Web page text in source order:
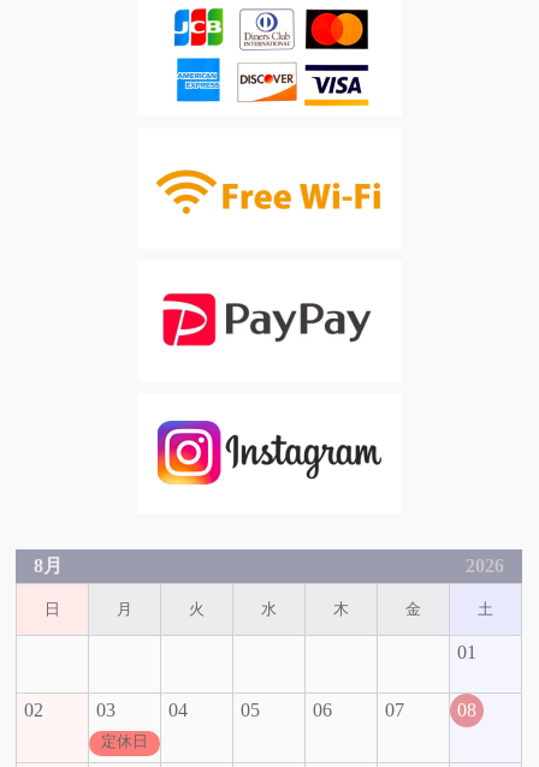
8月 2026
日 月 火 水 木 金 土
01
02 03
定休日
04 05 06 07 08